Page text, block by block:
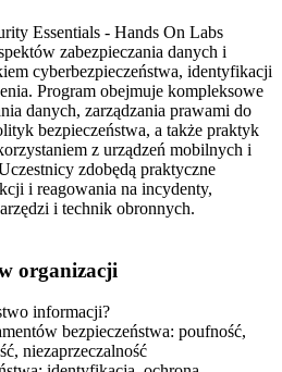
Essentials - Hands On Labs
zabezpieczania danych i
cyberbezpieczeństwa, identyfikacji
Program obejmuje kompleksowe
danych, zarządzania prawami do
bezpieczeństwa, a także praktyk
z urządzeń mobilnych i
zdobędą praktyczne
i reagowania na incydenty,
i technik obronnych.
organizacji
informacji?
bezpieczeństwa: poufność,
niezaprzeczalność